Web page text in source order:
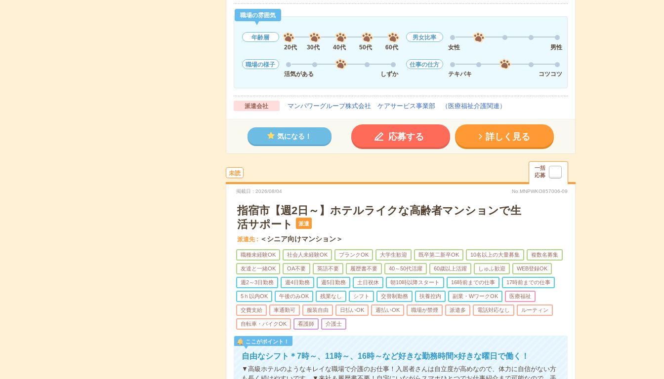
職場の雰囲気
年齢層
20代
30代 40代 50代 60代
男女比率
女性
男性
職場の様子
活気がある
しずか
仕事の仕方
テキパキ
コツコツ
派遣会社 マンパワーグループ株式会社 ケアサービス事業部 （医療福祉介護関連）
気になる！ 応募する 詳しく見る
未読
一括
応募
掲載日 2026/08/04 No.MNPWKO857006-09
指宿市【週2日～】ホテルライクな高齢者マンションで生
活サポート
派遣
派遣先 ＜シニア向けマンション＞
職種未経験OK 社会人未経験OK ブランクOK 大学生歓迎 既卒第二新卒OK 10名以上の大量募集 複数名募集
友達と一緒OK OA不要 英語不要 履歴書不要 40～50代活躍 60歳以上活躍 しゅふ歓迎 WEB登録OK
週2～3日勤務 週4日勤務 週5日勤務 土日祝休 朝10時以降スタート 16時前までの仕事 17時前までの仕事
5ｈ以内OK 午後のみOK 残業なし シフト 交替制勤務 扶養控内 副業・WワークOK 医療福祉
交費支給 車通勤可 服装自由 日払いOK 週払いOK 職場が禁煙 派遣多 電話対応なし ルーティン
自転車・バイクOK 看護師 介護士
ここがポイント！
自由なシフト＊7時～、11時～、16時～など好きな勤務時間×好きな曜日で働く！
▼高級ホテルのようなキレイな職場で介護のお仕事！入居者さんは自立度が高めなので、体力に自信がない方